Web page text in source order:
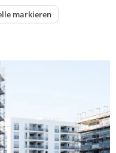
markieren